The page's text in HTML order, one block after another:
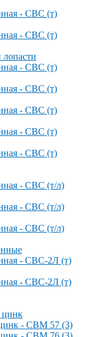
- СВС (т)
- СВС (т)
- СВС (т)
- СВС (т)
- СВС (т)
- СВС (т)
- СВС (т)
- СВС (т/л)
- СВС (т/л)
- СВС (т/л)
- СВС-2Л (т)
- СВС-2Л (т)
цинк
цинк - СВМ 57 (3)